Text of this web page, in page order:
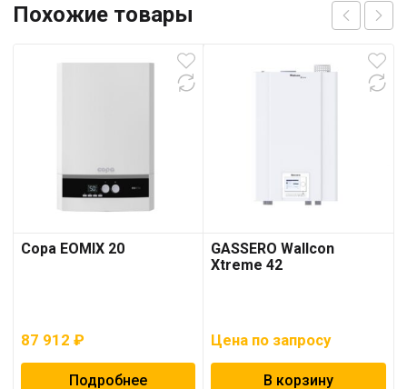
Похожие товары
Copa EOMIX 20
87 912 ₽
Подробнее
GASSERO Wallcon
Xtreme 42
Цена по запросу
В корзину